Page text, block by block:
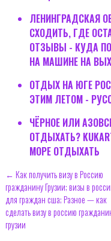
ЛЕНИНГРАДСКАЯ
СХОДИТЬ, ГДЕ
ОТЗЫВЫ - КУДА
НА МАШИНЕ НА
ОТДЫХ НА ЮГЕ
ЭТИМ ЛЕТОМ -
ЧЁРНОЕ ИЛИ
ОТДЫХАТЬ?
МОРЕ ОТДЫХАТЬ
← Как получить визу в Россию
гражданину Грузии; визы в
для граждан сша; Разное — как
сделать визу в россию
грузии